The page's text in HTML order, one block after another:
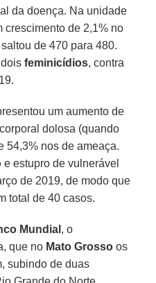
da doença. Na unidade
crescimento de 2,1% no
de 470 para 480.
doisfeminicídios, contra
um aumento de
dolosa (quando
54,3% nos de ameaça.
e estupro de vulnerável
de 2019, de modo que
total de 40 casos.
Mundial , o
que no Mato Grosso os
subindo de duas